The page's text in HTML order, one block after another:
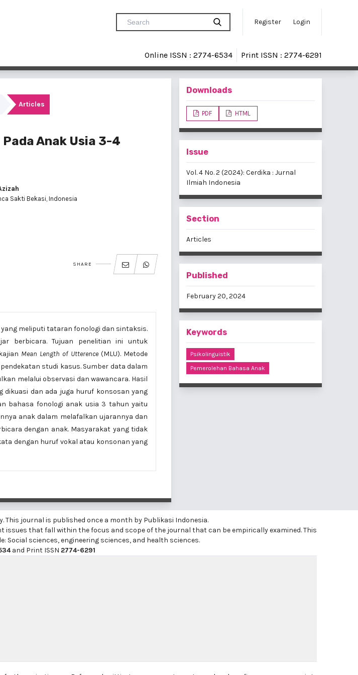
Register Login
Online ISSN : 2774-6534 Print ISSN : 2774-6291
Articles
Anak Usia 3-4
Sakti Bekasi, Indonesia
SHARE
meliputi tataran fonologi dan sintaksis.
berbicara. Tujuan penelitian ini untuk
Mean Length of Utterence(MLU). Metode
studi kasus. Sumber data dalam
melalui observasi dan wawancara. Hasil
dan ada juga huruf konsosan yang
bahasa fonologi anak usia 3 tahun yaitu
anak dalam melafalkan ujarannya dan
dengan anak. Masyarakat yang tidak
dengan huruf vokal atau konsonan yang
Downloads
PDF HTML
Issue
Vol. 4 No. 2 (2024): Cerdika : Jurnal
Ilmiah Indonesia
Section
Articles
Published
February 20, 2024
Keywords
Psikolinguistik
Pemerolehan Bahasa Anak
This journal is published once a month by Publikasi Indonesia.
issues that fall within the focus and scope of the journal that can be empirically examined. This
sciences, engineering sciences, and health sciences.
and Print ISSN 2774-6291